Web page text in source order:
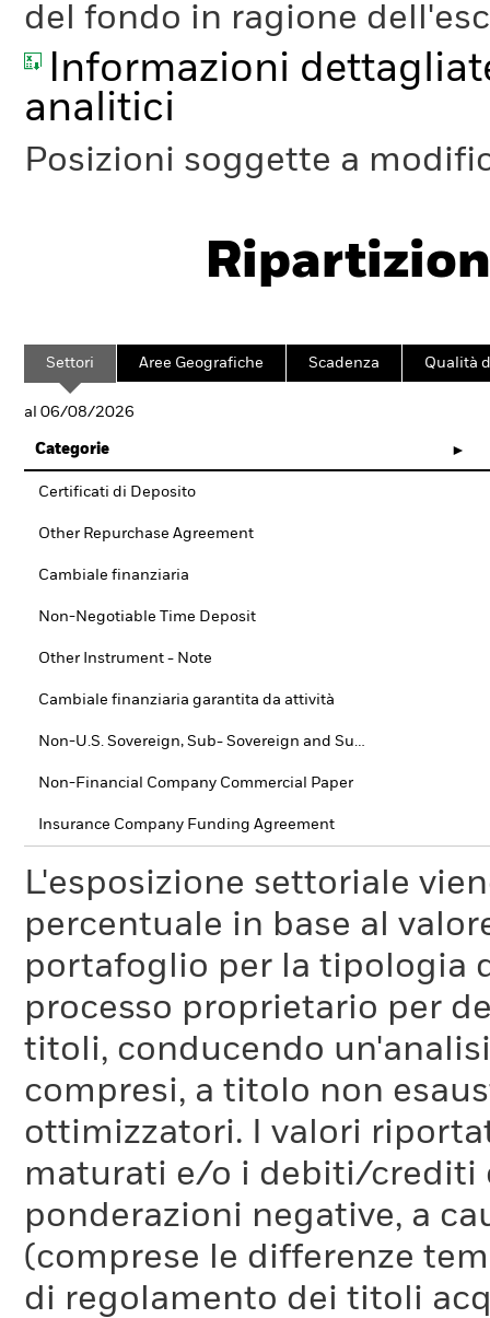
del fondo in ragione
Informazioni
analitici
Posizioni soggette a
Settori Aree Geografiche Scadenza Qualità
al 06/08/2026
Categorie
Certificati di Deposito
Other Repurchase Agreement
Cambiale finanziaria
Non-Negotiable Time Deposit
Other Instrument - Note
Cambiale finanziaria garantita da attività
Non-U.S. Sovereign, Sub- Sovereign and Supra-National debt
Non-Financial Company Commercial Paper
Insurance Company Funding Agreement
L'esposizione settoriale
percentuale in base al
portafoglio per la tipologia
processo proprietario per
titoli, conducendo
compresi, a titolo non
ottimizzatori. I valori
maturati e/o i debiti/crediti
ponderazioni negative, a
(comprese le differenze
di regolamento dei titoli